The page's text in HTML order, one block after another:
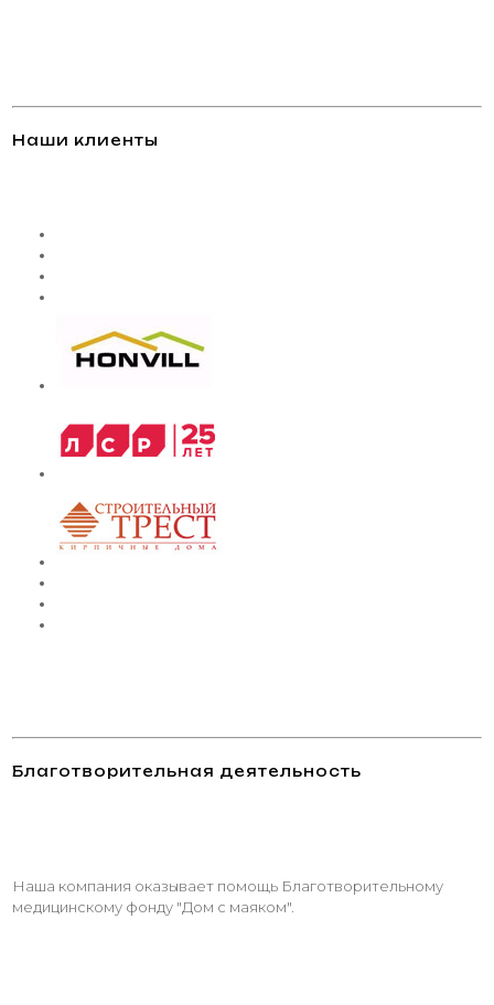
Наши клиенты
Благотворительная деятельность
Наша компания оказывает помощь Благотворительному
медицинскому фонду "Дом с маяком".